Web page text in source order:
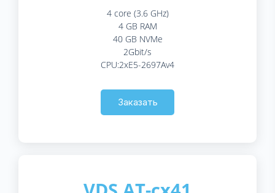
4 core (3.6 GHz)
4 GB RAM
40 GB NVMe
2Gbit/s
CPU:2xE5-2697Av4
Заказать